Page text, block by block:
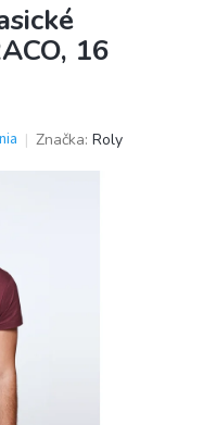
16
Značka: Roly